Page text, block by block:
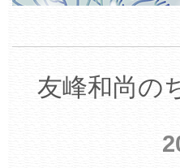
友峰和尚の